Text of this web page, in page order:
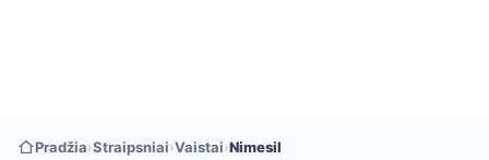
Pradžia›Straipsniai›Vaistai›Nimesil